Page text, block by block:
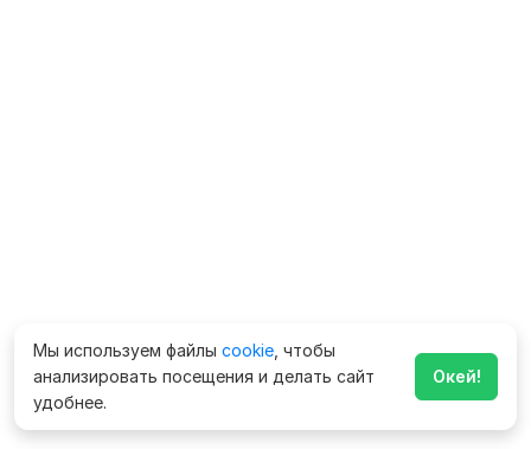
Мы используем файлы cookie , чтобы
анализировать посещения и делать сайт
удобнее.
Окей!